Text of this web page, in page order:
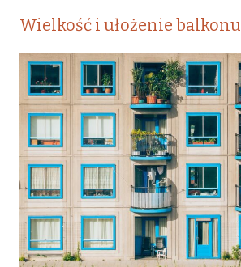
Wielkość i ułożenie balkonu